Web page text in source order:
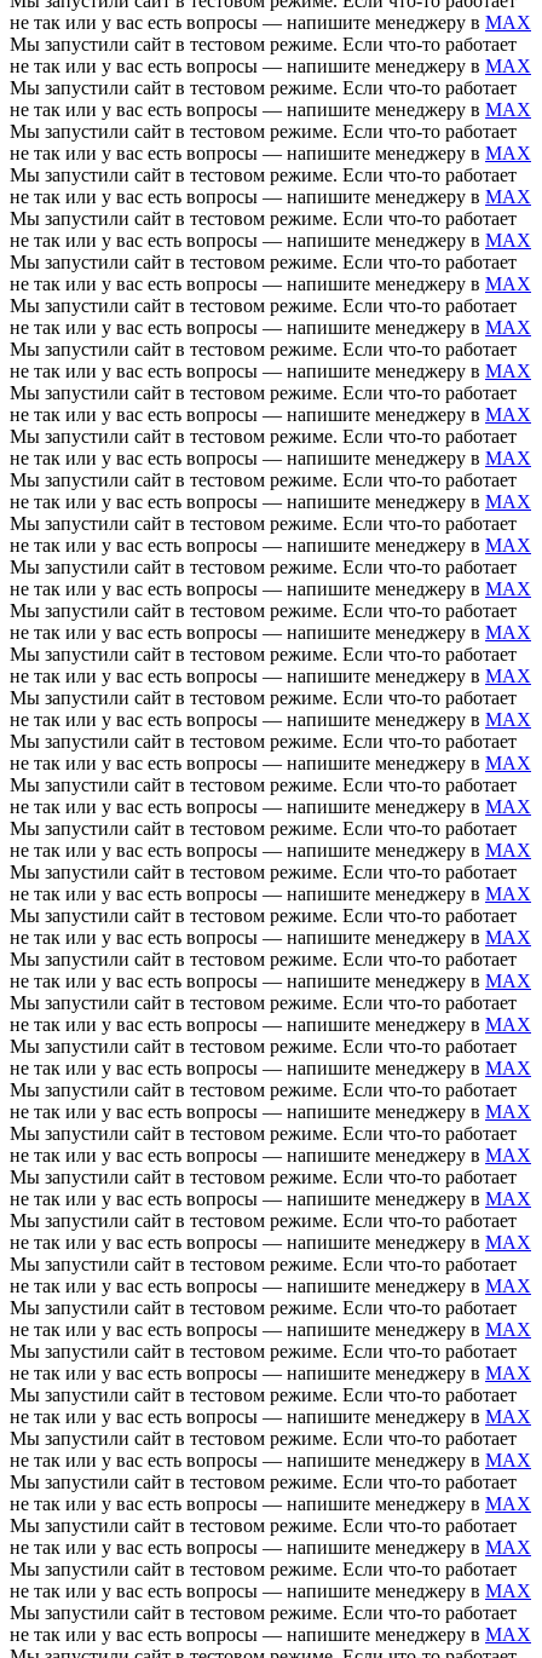
не так или у вас есть вопросы — напишите менеджеру в MAX
Мы запустили сайт в тестовом режиме. Если что-то работает
не так или у вас есть вопросы — напишите менеджеру в MAX
Мы запустили сайт в тестовом режиме. Если что-то работает
не так или у вас есть вопросы — напишите менеджеру в MAX
Мы запустили сайт в тестовом режиме. Если что-то работает
не так или у вас есть вопросы — напишите менеджеру в MAX
Мы запустили сайт в тестовом режиме. Если что-то работает
не так или у вас есть вопросы — напишите менеджеру в MAX
Мы запустили сайт в тестовом режиме. Если что-то работает
не так или у вас есть вопросы — напишите менеджеру в MAX
Мы запустили сайт в тестовом режиме. Если что-то работает
не так или у вас есть вопросы — напишите менеджеру в MAX
Мы запустили сайт в тестовом режиме. Если что-то работает
не так или у вас есть вопросы — напишите менеджеру в MAX
Мы запустили сайт в тестовом режиме. Если что-то работает
не так или у вас есть вопросы — напишите менеджеру в MAX
Мы запустили сайт в тестовом режиме. Если что-то работает
не так или у вас есть вопросы — напишите менеджеру в MAX
Мы запустили сайт в тестовом режиме. Если что-то работает
не так или у вас есть вопросы — напишите менеджеру в MAX
Мы запустили сайт в тестовом режиме. Если что-то работает
не так или у вас есть вопросы — напишите менеджеру в MAX
Мы запустили сайт в тестовом режиме. Если что-то работает
не так или у вас есть вопросы — напишите менеджеру в MAX
Мы запустили сайт в тестовом режиме. Если что-то работает
не так или у вас есть вопросы — напишите менеджеру в MAX
Мы запустили сайт в тестовом режиме. Если что-то работает
не так или у вас есть вопросы — напишите менеджеру в MAX
Мы запустили сайт в тестовом режиме. Если что-то работает
не так или у вас есть вопросы — напишите менеджеру в MAX
Мы запустили сайт в тестовом режиме. Если что-то работает
не так или у вас есть вопросы — напишите менеджеру в MAX
Мы запустили сайт в тестовом режиме. Если что-то работает
не так или у вас есть вопросы — напишите менеджеру в MAX
Мы запустили сайт в тестовом режиме. Если что-то работает
не так или у вас есть вопросы — напишите менеджеру в MAX
Мы запустили сайт в тестовом режиме. Если что-то работает
не так или у вас есть вопросы — напишите менеджеру в MAX
Мы запустили сайт в тестовом режиме. Если что-то работает
не так или у вас есть вопросы — напишите менеджеру в MAX
Мы запустили сайт в тестовом режиме. Если что-то работает
не так или у вас есть вопросы — напишите менеджеру в MAX
Мы запустили сайт в тестовом режиме. Если что-то работает
не так или у вас есть вопросы — напишите менеджеру в MAX
Мы запустили сайт в тестовом режиме. Если что-то работает
не так или у вас есть вопросы — напишите менеджеру в MAX
Мы запустили сайт в тестовом режиме. Если что-то работает
не так или у вас есть вопросы — напишите менеджеру в MAX
Мы запустили сайт в тестовом режиме. Если что-то работает
не так или у вас есть вопросы — напишите менеджеру в MAX
Мы запустили сайт в тестовом режиме. Если что-то работает
не так или у вас есть вопросы — напишите менеджеру в MAX
Мы запустили сайт в тестовом режиме. Если что-то работает
не так или у вас есть вопросы — напишите менеджеру в MAX
Мы запустили сайт в тестовом режиме. Если что-то работает
не так или у вас есть вопросы — напишите менеджеру в MAX
Мы запустили сайт в тестовом режиме. Если что-то работает
не так или у вас есть вопросы — напишите менеджеру в MAX
Мы запустили сайт в тестовом режиме. Если что-то работает
не так или у вас есть вопросы — напишите менеджеру в MAX
Мы запустили сайт в тестовом режиме. Если что-то работает
не так или у вас есть вопросы — напишите менеджеру в MAX
Мы запустили сайт в тестовом режиме. Если что-то работает
не так или у вас есть вопросы — напишите менеджеру в MAX
Мы запустили сайт в тестовом режиме. Если что-то работает
не так или у вас есть вопросы — напишите менеджеру в MAX
Мы запустили сайт в тестовом режиме. Если что-то работает
не так или у вас есть вопросы — напишите менеджеру в MAX
Мы запустили сайт в тестовом режиме. Если что-то работает
не так или у вас есть вопросы — напишите менеджеру в MAX
Мы запустили сайт в тестовом режиме. Если что-то работает
не так или у вас есть вопросы — напишите менеджеру в MAX
Мы запустили сайт в тестовом режиме. Если что-то работает
не так или у вас есть вопросы — напишите менеджеру в MAX